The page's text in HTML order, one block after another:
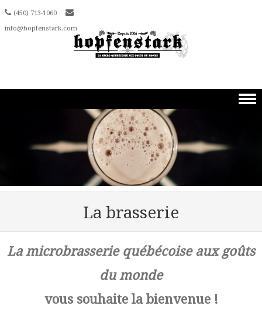
(450) 713-1060
info@hopfenstark.com
La brasserie
La microbrasserie québécoise aux goûts
du monde
vous souhaite la bienvenue !